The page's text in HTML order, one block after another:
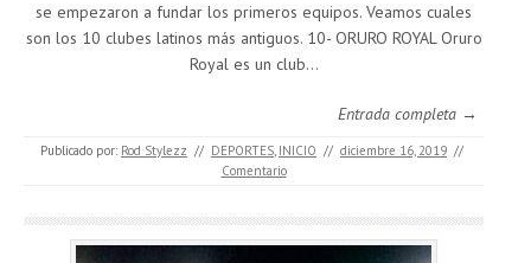
se empezaron a fundar los primeros equipos. Veamos cuales
son los 10 clubes latinos más antiguos. 10- ORURO ROYAL Oruro
Royal es un club…
Entrada completa →
Publicado por: Rod Stylezz // DEPORTES, INICIO // diciembre 16, 2019 //
Comentario